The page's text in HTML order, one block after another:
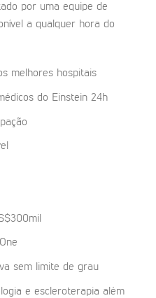
por uma equipe de
a qualquer hora do
melhores hospitais
do Einstein 24h
sem limite de grau
e escleroterapia além